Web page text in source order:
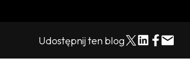
Udostępnij ten blog